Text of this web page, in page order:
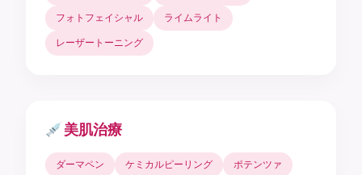
フォトフェイシャル ライムライト
レーザートーニング
美肌治療
ダーマペン ケミカルピーリング ポテンツァ